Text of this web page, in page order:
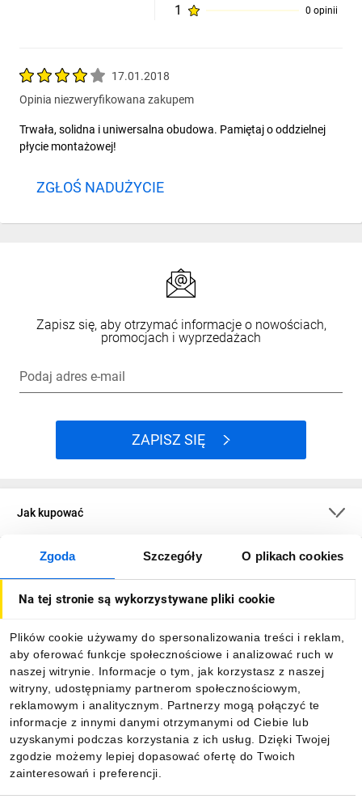
Zgoda Szczegóły O plikach cookies
Na tej stronie są wykorzystywane pliki cookie
Plików cookie używamy do spersonalizowania treści i reklam,
aby oferować funkcje społecznościowe i analizować ruch w
naszej witrynie. Informacje o tym, jak korzystasz z naszej
witryny, udostępniamy partnerom społecznościowym,
reklamowym i analitycznym. Partnerzy mogą połączyć te
informacje z innymi danymi otrzymanymi od Ciebie lub
uzyskanymi podczas korzystania z ich usług. Dzięki Twojej
zgodzie możemy lepiej dopasować ofertę do Twoich
zainteresowań i preferencji.
1 0 opinii
17.01.2018
Opinia niezweryfikowana zakupem
Trwała, solidna i uniwersalna obudowa. Pamiętaj o oddzielnej
płycie montażowej!
ZGŁOŚ NADUŻYCIE
Zapisz się, aby otrzymać informacje o nowościach,
promocjach i wyprzedażach
Podaj adres e-mail
ZAPISZ SIĘ
Jak kupować
O firmie
Informacje
Pobierz naszą aplikację mobilną: